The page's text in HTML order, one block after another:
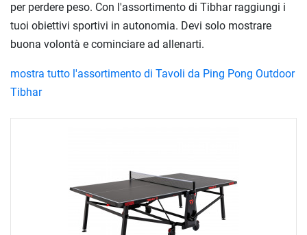
per perdere peso. Con l'assortimento di Tibhar raggiungi i
tuoi obiettivi sportivi in autonomia. Devi solo mostrare
buona volontà e cominciare ad allenarti.
mostra tutto l'assortimento di Tavoli da Ping Pong Outdoor
Tibhar